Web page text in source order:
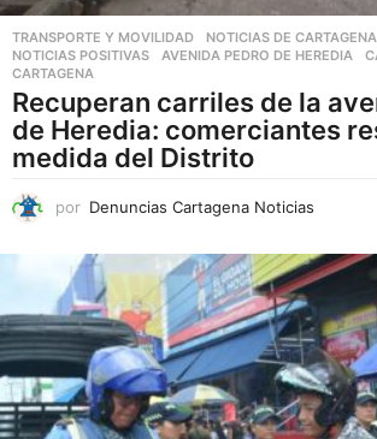
TRANSPORTE Y MOVILIDAD ,NOTICIAS DE CARTAGENA
NOTICIAS POSITIVAS
AVENIDA PEDRO DE HEREDIA ,
CARTAGENA
Recuperan carriles de la
de Heredia: comerciantes
medida del Distrito
por Denuncias Cartagena Noticias